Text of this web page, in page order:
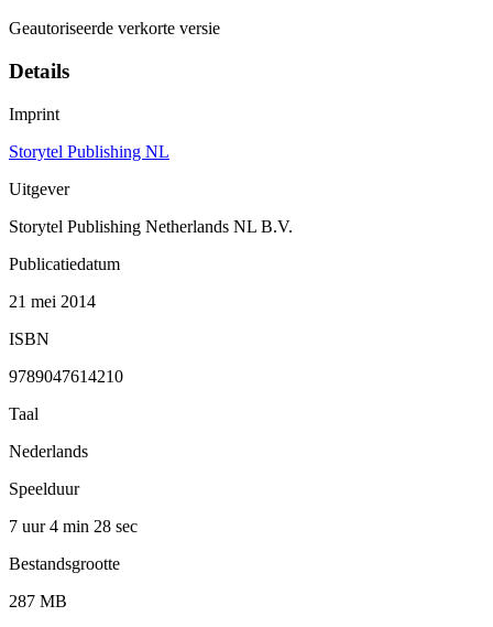
Geautoriseerde verkorte versie
Details
Imprint
Storytel Publishing NL
Uitgever
Storytel Publishing Netherlands NL B.V.
Publicatiedatum
21 mei 2014
ISBN
9789047614210
Taal
Nederlands
Speelduur
7 uur 4 min 28 sec
Bestandsgrootte
287 MB